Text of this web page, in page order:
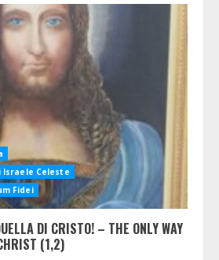
Israele Celeste
Fidei
DI CRISTO! – THE ONLY WAY
(1,2)